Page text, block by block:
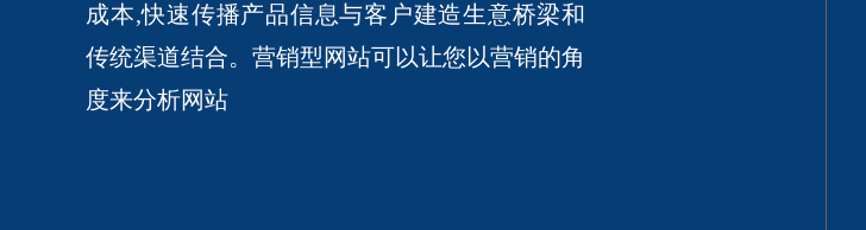
成本,快速传播产品信息与客户建造生意桥梁和
传统渠道结合。营销型网站可以让您以营销的角
度来分析网站